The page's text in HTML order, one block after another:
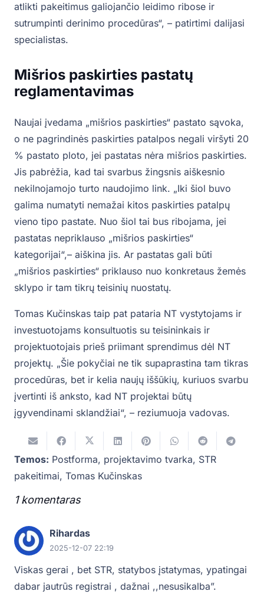
atlikti pakeitimus galiojančio leidimo ribose ir
sutrumpinti derinimo procedūras“, – patirtimi dalijasi
specialistas.
Mišrios paskirties pastatų
reglamentavimas
Naujai įvedama „mišrios paskirties“ pastato sąvoka,
o ne pagrindinės paskirties patalpos negali viršyti 20
% pastato ploto, jei pastatas nėra mišrios paskirties.
Jis pabrėžia, kad tai svarbus žingsnis aiškesnio
nekilnojamojo turto naudojimo link. „Iki šiol buvo
galima numatyti nemažai kitos paskirties patalpų
vieno tipo pastate. Nuo šiol tai bus ribojama, jei
pastatas nepriklauso „mišrios paskirties“
kategorijai“,– aiškina jis. Ar pastatas gali būti
„mišrios paskirties“ priklauso nuo konkretaus žemės
sklypo ir tam tikrų teisinių nuostatų.
Tomas Kučinskas taip pat pataria NT vystytojams ir
investuotojams konsultuotis su teisininkais ir
projektuotojais prieš priimant sprendimus dėl NT
projektų. „Šie pokyčiai ne tik supaprastina tam tikras
procedūras, bet ir kelia naujų iššūkių, kuriuos svarbu
įvertinti iš anksto, kad NT projektai būtų
įgyvendinami sklandžiai“, – reziumuoja vadovas.
Temos: Postforma, projektavimo tvarka, STR
pakeitimai, Tomas Kučinskas
1komentaras
.
Rihardas
2025-12-07 22:19
Viskas gerai , bet STR, statybos įstatymas, ypatingai
dabar jautrūs registrai , dažnai ,,nesusikalba”.